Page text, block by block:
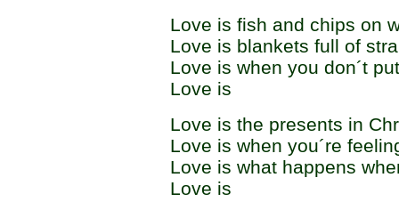
Love is fish and chips on
Love is blankets full of
Love is when you don´t
Love is
Love is the presents in
Love is when you´re
Love is what happens
Love is